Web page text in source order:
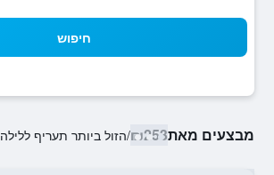
חיפוש
מבצעים מאת₪253
/הזול ביותר תעריף ללילה